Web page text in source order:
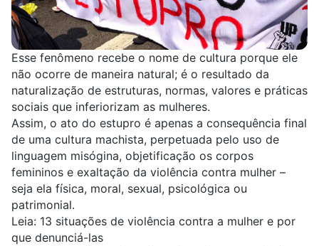
Esse fenômeno recebe o nome de cultura porque ele
não ocorre de maneira natural; é o resultado da
naturalização de estruturas, normas, valores e práticas
sociais que inferiorizam as mulheres.
Assim, o ato do estupro é apenas a consequência final
de uma cultura machista, perpetuada pelo uso de
linguagem misógina, objetificação os corpos
femininos e exaltação da violência contra mulher –
seja ela física, moral, sexual, psicológica ou
patrimonial.
Leia: 13 situações de violência contra a mulher e por
que denunciá-las